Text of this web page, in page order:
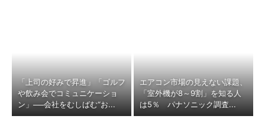
「上司の好みで昇進」「ゴルフ
や飲み会でコミュニケーショ
ン」──会社をむしばむ“お...
エアコン市場の見えない課題、
「室外機が8～9割」を知る人
は5％ パナソニック調査...